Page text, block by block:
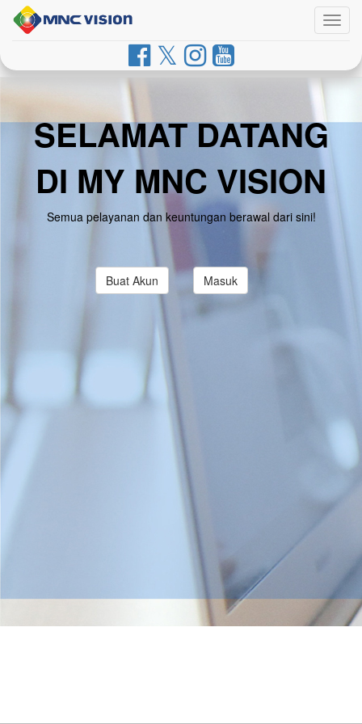
SELAMAT DATANG
DI MY MNC VISION
Semua pelayanan dan keuntungan berawal dari sini!
Buat Akun Masuk